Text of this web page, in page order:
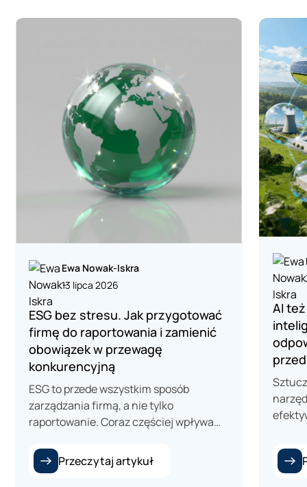
Ewa Nowak-Iskra
13 lipca 2026
ESG bez stresu. Jak przygotować
firmę do raportowania i zamienić
obowiązek w przewagę
konkurencyjną
ESG to przede wszystkim sposób
zarządzania firmą, a nie tylko
raportowanie. Coraz częściej wpływa
z kontrahentami i konkurencyjność
przedsiębiorstwa. Raport ESG jest
Przeczytaj artykuł
AI
ESG.